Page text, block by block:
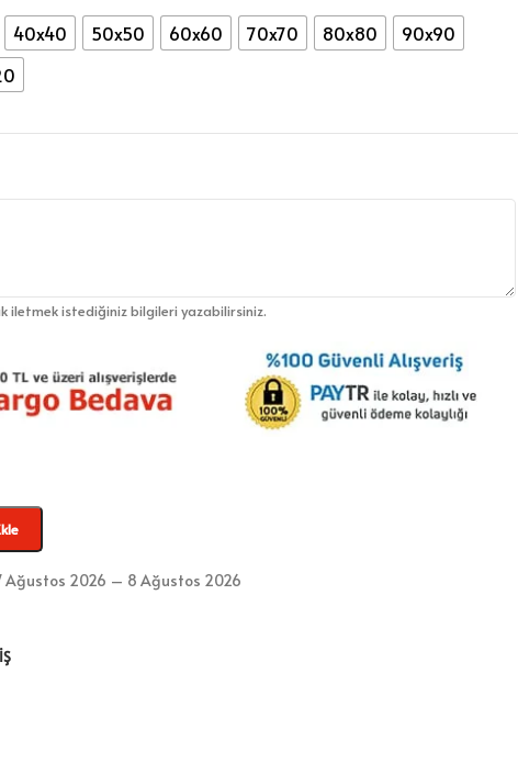
40x40 50x50 60x60 70x70 80x80
90x90
iletmek istediğiniz bilgileri yazabilirsiniz.
Ağustos 2026 – 8 Ağustos 2026